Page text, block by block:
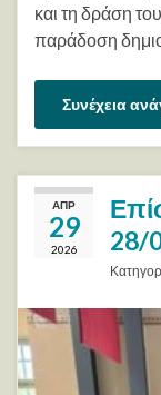
και τη δράση
παράδοση
Συνέχεια
ΑΠΡ
29
2026
28/